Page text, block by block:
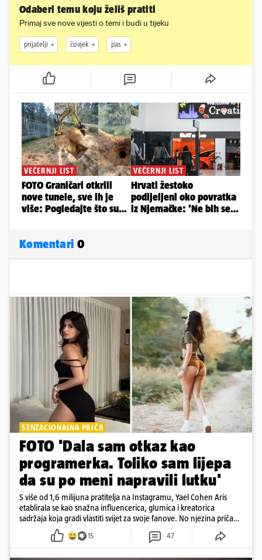
Odaberi temu koju želiš pratiti
Primaj sve nove vijesti o temi i budi u tijeku
prijatelji čovjek pas
Komentari 0
SENZACIONALNA PRIČA
FOTO 'Dala sam otkaz kao
programerka. Toliko sam lijepa
da su po meni napravili lutku'
S više od 1,6 milijuna pratitelja na Instagramu, Yael Cohen Aris
etablirala se kao snažna influencerica, glumica i kreatorica
sadržaja koja gradi vlastiti svijet za svoje fanove. No njezina priča
pokazuje da online slava dolazi i s neočekivanim izazovima
15 47